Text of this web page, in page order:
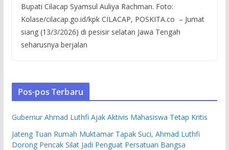
Bupati Cilacap Syamsul Auliya Rachman. Foto:
Kolase/cilacap.go.id/kpk CILACAP, POSKITA.co – Jumat
siang (13/3/2026) di pesisir selatan Jawa Tengah
seharusnya berjalan
Pos-pos Terbaru
Gubernur Ahmad Luthfi Ajak Aktivis Mahasiswa Tetap Kritis
Jateng Tuan Rumah Muktamar Tapak Suci, Ahmad Luthfi
Dorong Pencak Silat Jadi Penguat Persatuan Bangsa